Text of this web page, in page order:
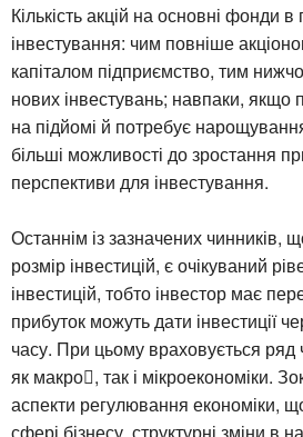
Кількість акцій на основні фонди
інвестування: чим повніше
капіталом підприємство, тим
нових інвестувань; навпаки, якщо
на підйомі й потребує
більші можливості до зростання
перспективи для інвестування.
Останнім із зазначених чинників,
розмір інвестицій, є очікуваний
інвестицій, тобто інвестор має
прибуток можуть дати інвестиції
часу. При цьому враховується ряд
як макро, так і мікроекономіки.
аспекти регулювання економіки,
сфері бізнесу, структурні зміни в